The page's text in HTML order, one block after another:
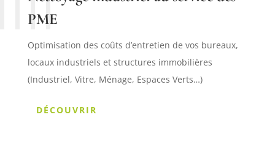
PME
Optimisation des coûts d’entretien de vos bureaux,
locaux industriels et structures immobilières
(Industriel, Vitre, Ménage, Espaces Verts…)
DÉCOUVRIR